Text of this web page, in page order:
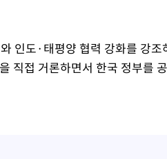
인도·태평양 협력 강화를 강
직접 거론하면서 한국 정부를